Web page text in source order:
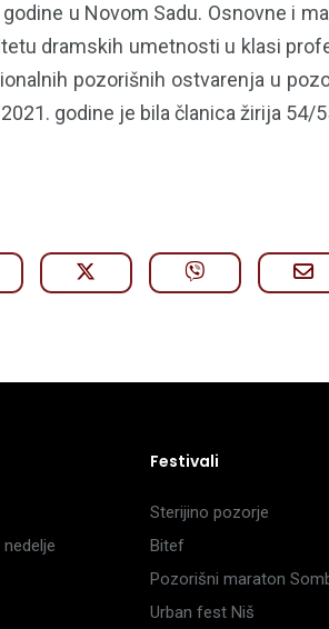
u Novom Sadu. Osnovne i
dramskih umetnosti u klasi
pozorišnih ostvarenja u
godine je bila članica žirija 54/
Festivali
Sterijino pozorje
Bitef
Pozorišni maraton
Urban fest Niš